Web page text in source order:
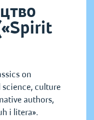
on
culture
authors,
i litera».